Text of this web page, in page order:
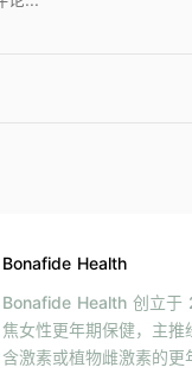
Bonafide Health
Bonafide Health 创立于
焦女性更年期保健，主推
含激素或植物雌激素的更